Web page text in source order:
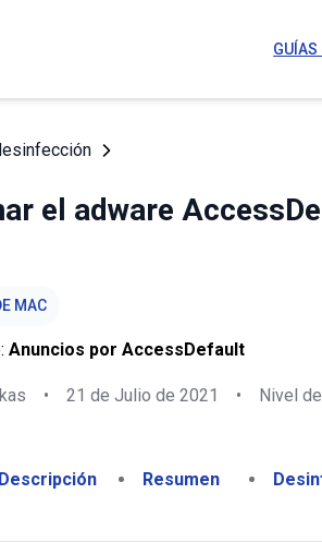
GUÍAS
el adware
MAC
Anuncios por AccessDefault
• 21 de Julio de 2021 • Nivel
Descripción Resumen